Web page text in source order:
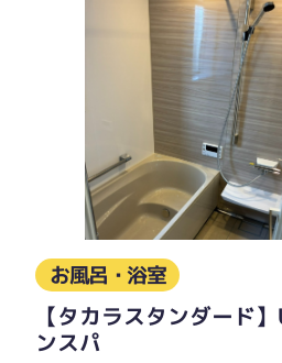
お風呂・浴室
【タカラスタンダード
ンスパ